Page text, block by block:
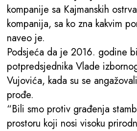
kompanije sa Kajmanskih
kompanija, sa ko zna kakvim
naveo je.
Podsjeća da je 2016. godine
potpredsjednika Vlade
Vujovića, kada su se
prođe.
“Bili smo protiv građenja
prostoru koji nosi visoku